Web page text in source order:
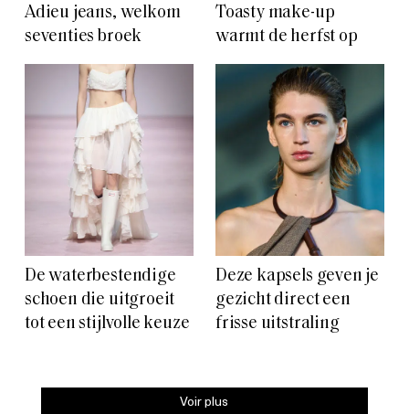
Adieu jeans, welkom
seventies broek
Toasty make-up
warmt de herfst op
De waterbestendige
schoen die uitgroeit
tot een stijlvolle keuze
Deze kapsels geven je
gezicht direct een
frisse uitstraling
Voir plus